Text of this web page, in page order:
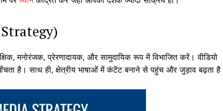
मनोरंजक, प्रेरणादायक, और सामुदायिक रूप में विभाजित करें। वीडियो
है। साथ ही, क्षेत्रीय भाषाओं में कंटेंट बनाने से पहुंच और जुड़ाव बढ़ता